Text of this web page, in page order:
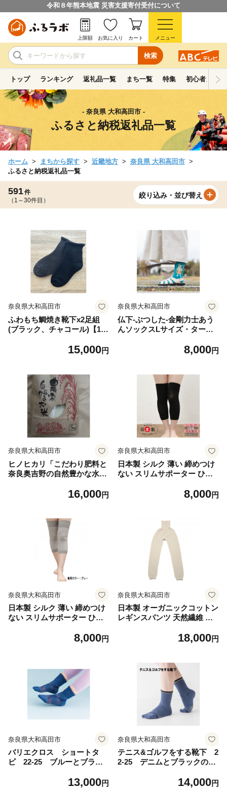
令和８年熊本地震 災害支援寄付受付について
検索
上限額 お気に入り カート メニュー
トップ ランキング 返礼品一覧 まち一覧 特集 初心者ガイド
- 奈良県 大和高田市 -
ふるさと納税返礼品一覧
ホーム まちから探す 近畿地方
奈良県 大和高田市
ふるさと納税返礼品一覧
591件
（1～30件目）
絞り込み・並び替え
奈良県大和高田市
ふわもち鯛焼き靴下x2足組
(ブラック、チャコール)【163
15,000円
奈良県大和高田市
仏下-ぶつした-金剛力士あう
んソックスLサイズ・ターコ
8,000円
奈良県大和高田市
ヒノヒカリ「こだわり肥料と
奈良奥吉野の自然豊かな水源
育ったお米」白米5kg【1186
16,000円
奈良県大和高田市
日本製 シルク 薄い 締めつけ
ない スリムサポーター ひざ
8,000円
奈良県大和高田市
日本製 シルク 薄い 締めつけ
ない スリムサポーター ひざ
8,000円
奈良県大和高田市
日本製 オーガニックコットン
レギンスパンツ 天然繊維 無
18,000円
奈良県大和高田市
バリエクロス ショートタ
ビ 22-25 ブルーとブラッ
13,000円
奈良県大和高田市
テニス&ゴルフをする靴下 2
2-25 デニムとブラックの2
14,000円